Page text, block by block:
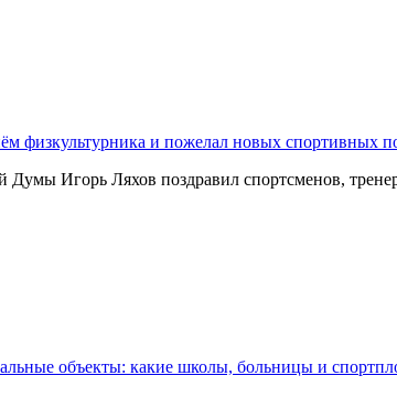
физкультурника и пожелал новых спортивных
Думы Игорь Ляхов поздравил спортсменов,
объекты: какие школы, больницы и